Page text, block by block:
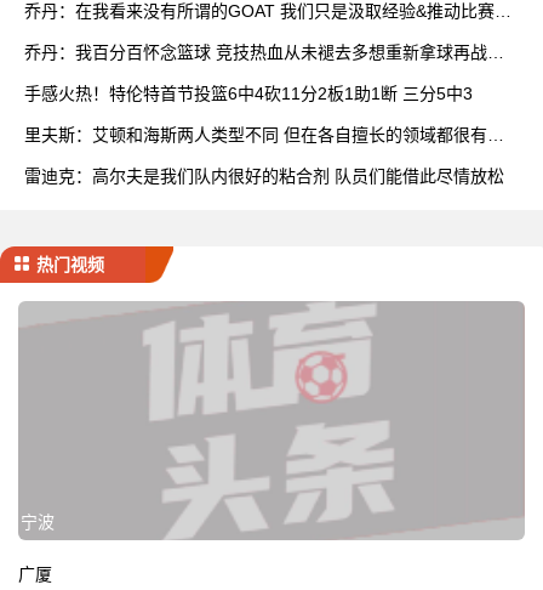
乔丹：在我看来没有所谓的GOAT 我们只是汲取经验&推动比赛发
乔丹：我百分百怀念篮球 竞技热血从未褪去多想重新拿球再战一
手感火热！特伦特首节投篮6中4砍11分2板1助1断 三分5中3
里夫斯：艾顿和海斯两人类型不同 但在各自擅长的领域都很有效
雷迪克：高尔夫是我们队内很好的粘合剂 队员们能借此尽情放松
热门视频
宁波
广厦